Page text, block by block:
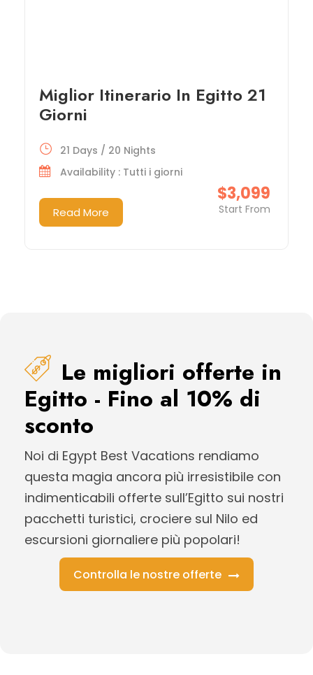
Miglior Itinerario In Egitto 21
Giorni
$3,099
Start From
21 Days / 20 Nights
Availability : Tutti i giorni
Read More
Le migliori offerte in
Egitto - Fino al 10% di
sconto
Noi di Egypt Best Vacations rendiamo
questa magia ancora più irresistibile con
indimenticabili offerte sull’Egitto sui nostri
pacchetti turistici, crociere sul Nilo ed
escursioni giornaliere più popolari!
Controlla le nostre offerte